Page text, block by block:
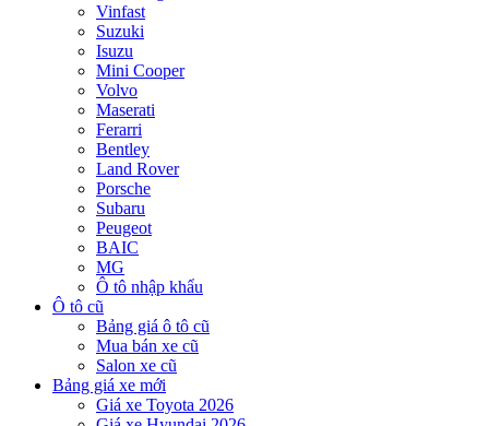
Vinfast
Suzuki
Isuzu
Mini Cooper
Volvo
Maserati
Ferarri
Bentley
Land Rover
Porsche
Subaru
Peugeot
BAIC
MG
Ô tô nhập khẩu
Ô tô cũ
Bảng giá ô tô cũ
Mua bán xe cũ
Salon xe cũ
Bảng giá xe mới
Giá xe Toyota 2026